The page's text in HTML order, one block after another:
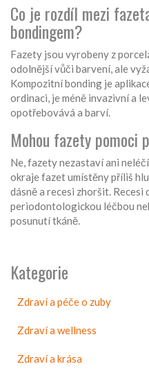
Co je rozdíl mezi
bondingem?
Fazety jsou vyrobeny z
odolnější vůči barvení, ale
Kompozitní bonding je
ordinaci, je méně invazivní a
opotřebovává a barví.
Mohou fazety pomoci
Ne, fazety nezastaví ani
okraje fazet umístěny příliš
dásně a recesi zhoršit. Recesi
periodontologickou léčbou
posunutí tkáně.
Kategorie
Zdraví a péče o zuby
Zdraví a wellness
Zdraví a krása